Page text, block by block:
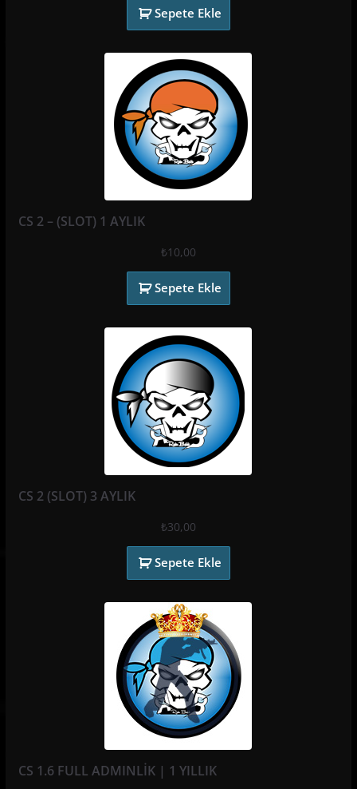
Sepete Ekle
CS 2 – (SLOT) 1 AYLIK
₺10,00
Sepete Ekle
CS 2 (SLOT) 3 AYLIK
₺30,00
Sepete Ekle
CS 1.6 FULL ADMINLİK | 1 YILLIK